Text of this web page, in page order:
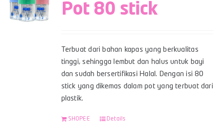
Pot 80 stick
Terbuat dari bahan kapas yang berkualitas
tinggi, sehingga lembut dan halus untuk bayi
dan sudah bersertifikasi Halal. Dengan isi 80
stick yang dikemas dalam pot yang terbuat dari
plastik.
SHOPEE Details